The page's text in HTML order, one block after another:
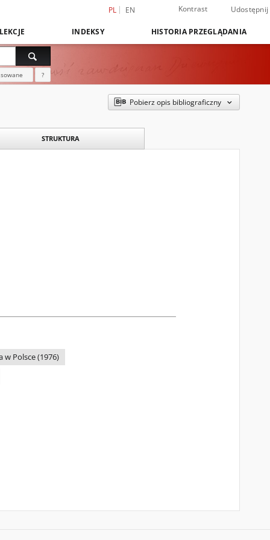
PL EN Kontrast Udostępnij
INDEKSY HISTORIA PRZEGLĄDANIA
?
Pobierz opis bibliograficzny
STRUKTURA
w Polsce (1976)